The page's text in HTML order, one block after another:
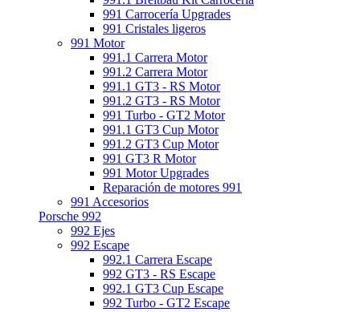
991 Carrocería Upgrades
991 Cristales ligeros
991 Motor
991.1 Carrera Motor
991.2 Carrera Motor
991.1 GT3 - RS Motor
991.2 GT3 - RS Motor
991 Turbo - GT2 Motor
991.1 GT3 Cup Motor
991.2 GT3 Cup Motor
991 GT3 R Motor
991 Motor Upgrades
Reparación de motores 991
991 Accesorios
Porsche 992
992 Ejes
992 Escape
992.1 Carrera Escape
992 GT3 - RS Escape
992.1 GT3 Cup Escape
992 Turbo - GT2 Escape